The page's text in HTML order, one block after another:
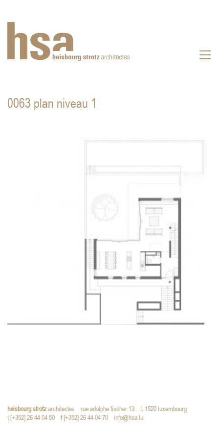
0063 plan niveau 1
heisbourg strotz architectes rue adolphe fischer 13
L 1520 luxembourg
t [+352] 26 44 04 50
f [+352] 26 44 04 70 info@hsa.lu